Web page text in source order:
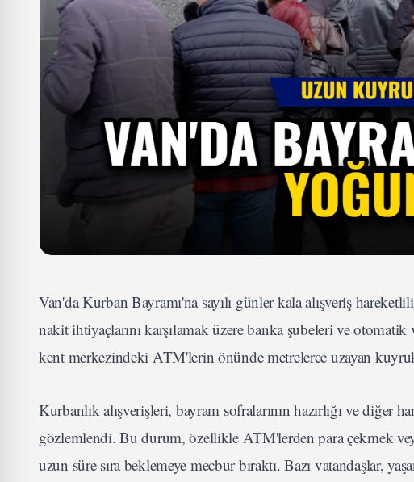
Van'da Kurban Bayramı'na sayılı günler kala alışveriş
nakit ihtiyaçlarını karşılamak üzere banka şubeleri ve
kent merkezindeki ATM'lerin önünde metrelerce uzayan
Kurbanlık alışverişleri, bayram sofralarının hazırlığı ve diğer
gözlemlendi. Bu durum, özellikle ATM'lerden para çekmek
uzun süre sıra beklemeye mecbur bıraktı. Bazı vatandaşlar,